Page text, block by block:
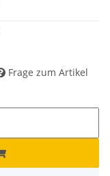
Frage zum Artikel